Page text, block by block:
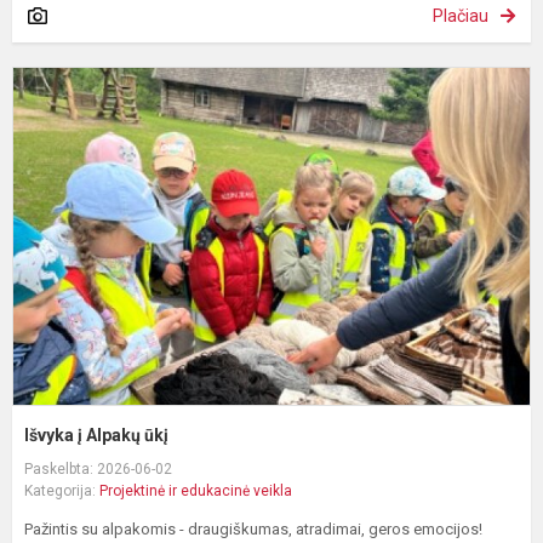
Plačiau
Išvyka į Alpakų ūkį
Paskelbta: 2026-06-02
Kategorija: Projektinė ir edukacinė veikla
Pažintis su alpakomis - draugiškumas, atradimai, geros emocijos!